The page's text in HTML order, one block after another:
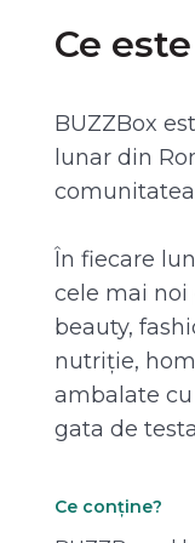
Ce
BUZZBox
lunar din
În fiecare
cele mai
beauty,
nutriție,
ambalate
gata de
Ce conține?